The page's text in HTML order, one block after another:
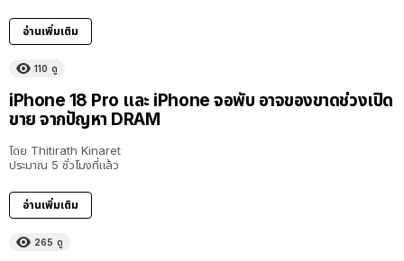
อ่านเพิ่มเติม
110 ดู
iPhone 18 Pro และ iPhone จอพับ อาจของขาดช่วงเปิด
ขาย จากปัญหา DRAM
โดย Thitirath Kinaret
ประมาณ 5 ชั่วโมงที่แล้ว
อ่านเพิ่มเติม
265 ดู